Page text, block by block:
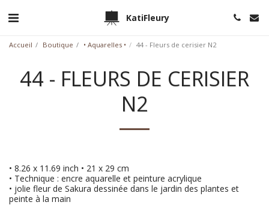
KatiFleury
Accueil Boutique • Aquarelles • 44 - Fleurs de cerisier N2
44 - FLEURS DE CERISIER
N2
• 8.26 x 11.69 inch • 21 x 29 cm
• Technique : encre aquarelle et peinture acrylique
• jolie fleur de Sakura dessinée dans le jardin des plantes et
peinte à la main